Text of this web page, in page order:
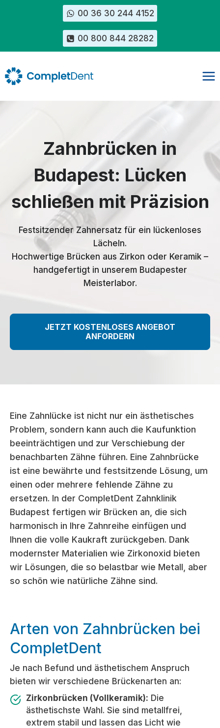
00 36 30 244 4152
00 800 844 28282
Zahnbrücken in
Budapest: Lücken
schließen mit Präzision
Festsitzender Zahnersatz für ein lückenloses
Lächeln.
Hochwertige Brücken aus Zirkon oder Keramik –
handgefertigt in unserem Budapester
Meisterlabor.
JETZT KOSTENLOSES ANGEBOT
ANFORDERN
Eine Zahnlücke ist nicht nur ein ästhetisches
Problem, sondern kann auch die Kaufunktion
beeinträchtigen und zur Verschiebung der
benachbarten Zähne führen. Eine Zahnbrücke
ist eine bewährte und festsitzende Lösung, um
einen oder mehrere fehlende Zähne zu
ersetzen. In der CompletDent Zahnklinik
Budapest fertigen wir Brücken an, die sich
harmonisch in Ihre Zahnreihe einfügen und
Ihnen die volle Kaukraft zurückgeben. Dank
modernster Materialien wie Zirkonoxid bieten
wir Lösungen, die so belastbar wie Metall, aber
so schön wie natürliche Zähne sind.
Arten von Zahnbrücken bei
CompletDent
Je nach Befund und ästhetischem Anspruch
bieten wir verschiedene Brückenarten an:
Zirkonbrücken (Vollkeramik): Die
ästhetischste Wahl. Sie sind metallfrei,
extrem stabil und lassen das Licht wie